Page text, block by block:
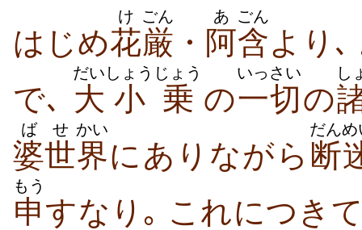
はじめ花
け
厳
ごん
・ 阿
あ
含
ごん
より､
で､ 大
だい
小乗
しょうじょう
の一切
いっさい
の
し
婆
ば
世
せ
界
かい
にありながら 断
だんめ
申
もう
すなり｡ これにつき